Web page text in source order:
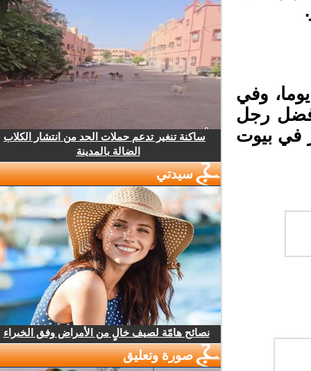
وفي
رجل
في بيوت
ساكنة تنغير تدعم حملات الحد من انتشار الكلاب
الضالة بالمدينة
سيدتي
نصائح هامّة لصيف خالٍ من الأمراض وفق الخبراء
صورة وتعليق